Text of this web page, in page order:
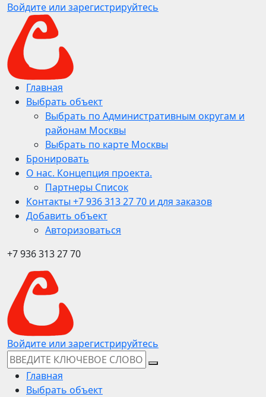
Войдите или зарегистрируйтесь
Главная
Выбрать объект
Выбрать по Административным округам и
районам Москвы
Выбрать по карте Москвы
Бронировать
О нас. Концепция проекта.
Партнеры Список
Контакты +7 936 313 27 70 и для заказов
Добавить объект
Авторизоваться
+7 936 313 27 70
Войдите или зарегистрируйтесь
Главная
Выбрать объект